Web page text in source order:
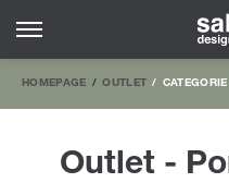
HOMEPAGE OUTLET CATEGORIE
Outlet -